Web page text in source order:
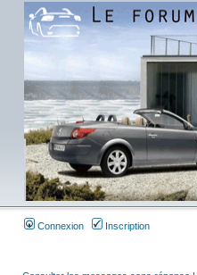
Connexion Inscription